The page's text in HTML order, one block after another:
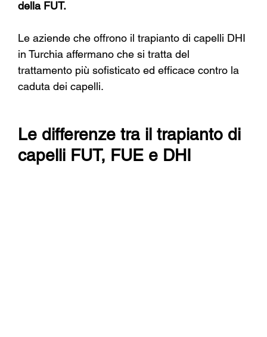
della FUT.
Le aziende che offrono il trapianto di capelli DHI
in Turchia affermano che si tratta del
trattamento più sofisticato ed efficace contro la
caduta dei capelli.
Le differenze tra il trapianto di
capelli FUT, FUE e DHI